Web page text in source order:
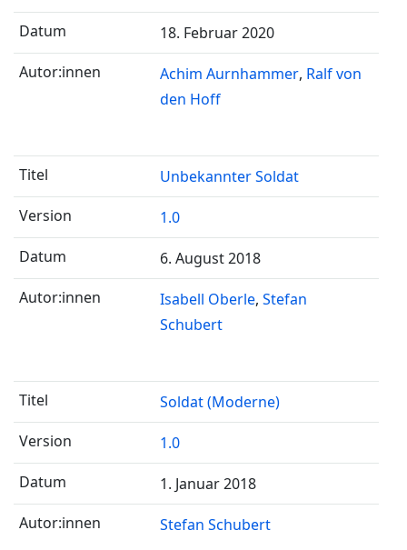
18. Februar 2020
Achim Aurnhammer Ralf von
den Hoff
Unbekannter Soldat
1.0
6. August 2018
Isabell Oberle Stefan
Schubert
Soldat (Moderne)
1.0
1. Januar 2018
Stefan Schubert